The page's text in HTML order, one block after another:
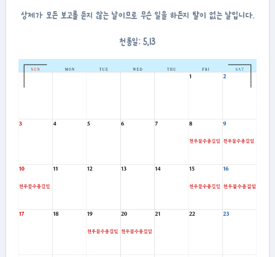
상제가 모든 보고를 듣지 않는 날이므로 무슨 일을 하든지 탈이 없는 날입니다.
천롱일: 5,13